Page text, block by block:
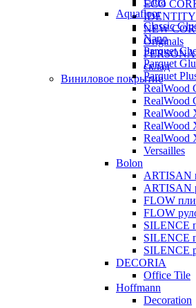
ECO
IDENTITY
NEW
Originals
склад
Виниловое покрытие
Aquafloor
Classic
Nano
Parquet
Parquet
Parquet
RealWood
RealWood
RealWood
RealWood
RealWood
Versailles
Bolon
ARTISAN
ARTISAN
FLOW
FLOW
SILENCE
SILENCE
SILENCE
DECORIA
Office Tile
Hoffmann
Decoration